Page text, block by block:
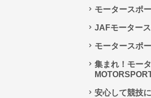
モータースポ
JAFモーター
モータースポ
集まれ！モー
安心して競技